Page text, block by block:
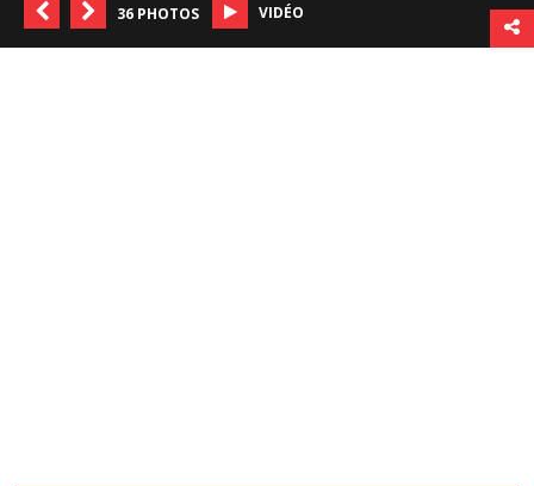
36 PHOTOS VIDÉO